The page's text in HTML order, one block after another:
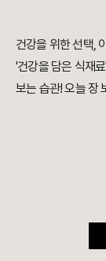
건강을 위한 선택,
'건강을 담은 식재
보는 습관! 오늘 장